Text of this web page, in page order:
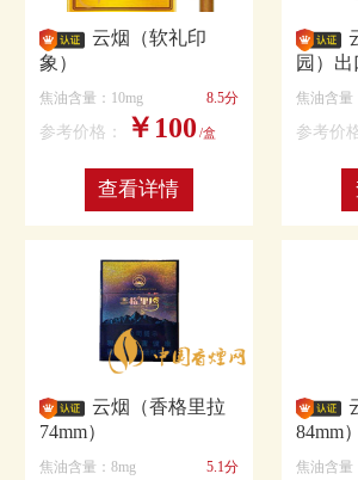
云烟（软礼印
象）
焦油含量：10mg 8.5分
参考价格： ￥100 /盒
查看详情
园）出
焦油含量
参考价
云烟（香格里拉
74mm）
焦油含量：8mg 5.1分
84mm）
焦油含量